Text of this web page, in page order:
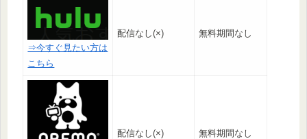
⇒今すぐ見たい方は
こちら
配信なし(×) 無料期間なし
配信なし(×) 無料期間なし